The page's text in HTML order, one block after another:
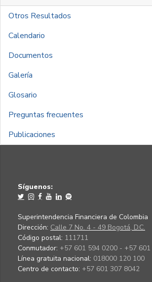
Otros Resultados
Calendario
Documentos
Galería
Glosario
Preguntas frecuentes
Publicaciones
Síguenos:
Superintendencia Financiera de Colombia
Dirección: Calle 7 No. 4 - 49 Bogotá, D.C.
Código postal: 111711
Conmutador: +57 601 594 0200 - +57
Línea gratuita nacional: 018000 120 100
Centro de contacto: +57 601 307 8042